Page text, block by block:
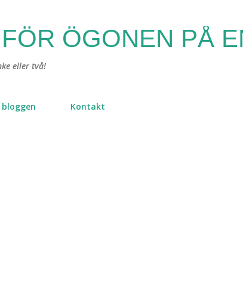
ÖGONEN PÅ
eller två!
bloggen Kontakt